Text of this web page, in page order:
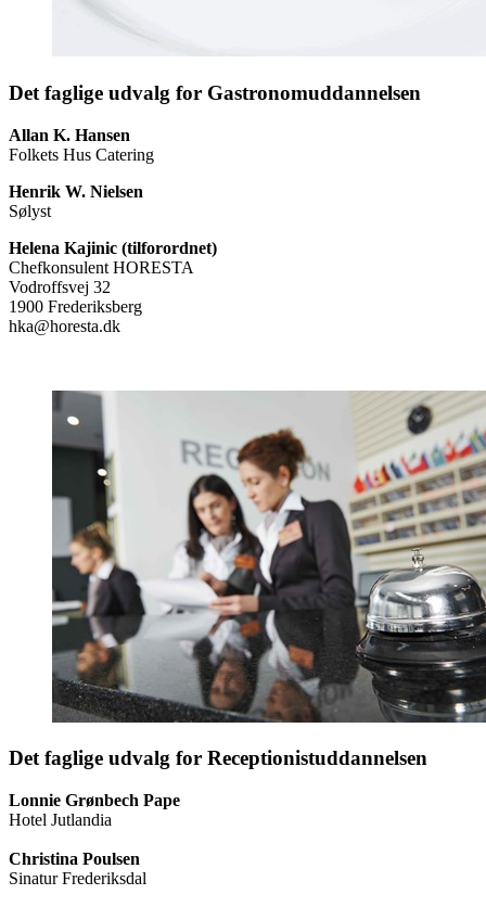
Det faglige udvalg for Gastronomuddannelsen
Allan K. Hansen
Folkets Hus Catering
Henrik W. Nielsen
Sølyst
Helena Kajinic (tilforordnet)
Chefkonsulent HORESTA
Vodroffsvej 32
1900 Frederiksberg
hka@horesta.dk
Det faglige udvalg for Receptionistuddannelsen
Lonnie Grønbech Pape
Hotel Jutlandia
Christina Poulsen
Sinatur Frederiksdal